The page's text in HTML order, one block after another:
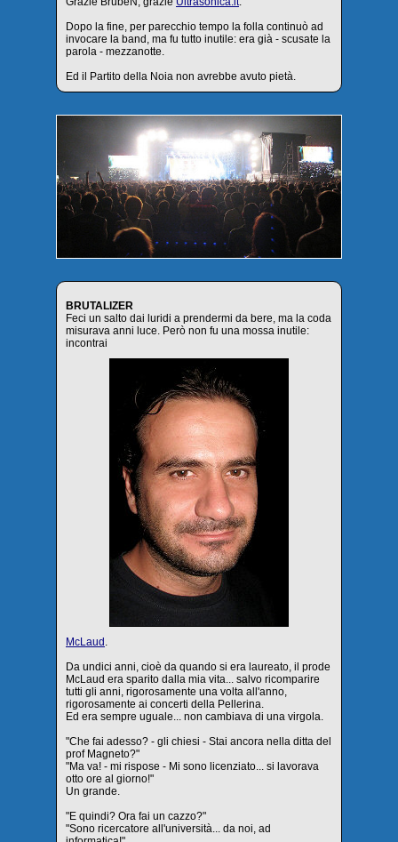
Dopo la fine, per parecchio tempo la folla continuò ad
invocare la band, ma fu tutto inutile: era già - scusate la
parola - mezzanotte.
Ed il Partito della Noia non avrebbe avuto pietà.
BRUTALIZER
Feci un salto dai luridi a prendermi da bere, ma la coda
misurava anni luce. Però non fu una mossa inutile:
incontrai
McLaud .
Da undici anni, cioè da quando si era laureato, il prode
McLaud era sparito dalla mia vita... salvo ricomparire
tutti gli anni, rigorosamente una volta all'anno,
rigorosamente ai concerti della Pellerina.
Ed era sempre uguale... non cambiava di una virgola.
"Che fai adesso? - gli chiesi - Stai ancora nella ditta del
prof Magneto?"
"Ma va! - mi rispose - Mi sono licenziato... si lavorava
otto ore al giorno!"
Un grande.
"E quindi? Ora fai un cazzo?"
"Sono ricercatore all'università... da noi, ad